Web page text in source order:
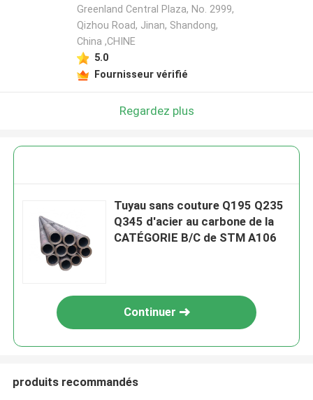
Greenland Central Plaza, No. 2999,
Qizhou Road, Jinan, Shandong,
China ,CHINE
5.0
Fournisseur vérifié
Regardez plus
Tuyau sans couture Q195 Q235
Q345 d'acier au carbone de la
CATÉGORIE B/C de STM A106
Continuer
produits recommandés